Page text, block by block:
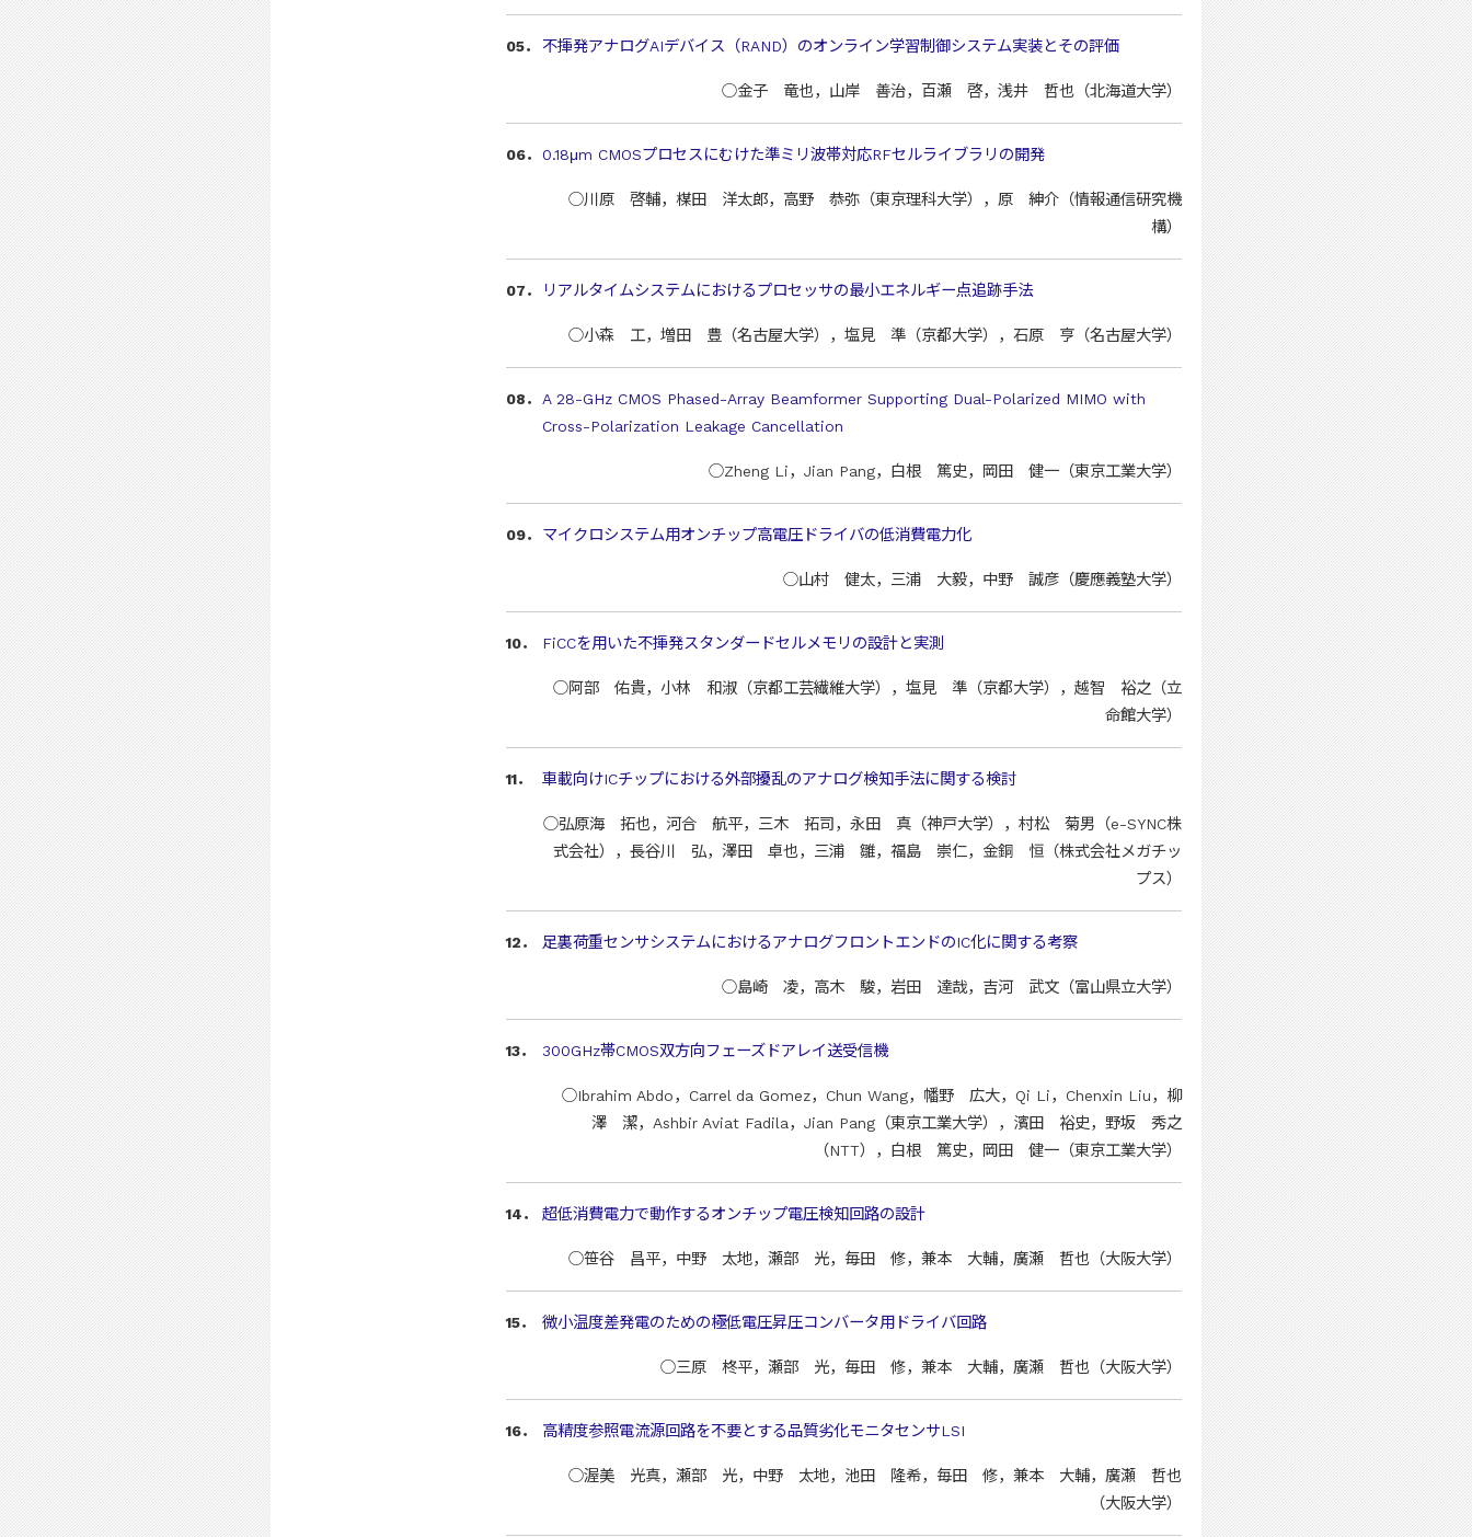
05． 不揮発アナログAIデバイス（RAND）のオンライン学習制御システム実装とその評価
○金子 竜也，山岸 善治，百瀬 啓，浅井 哲也（北海道大学）
06． 0.18μm CMOSプロセスにむけた準ミリ波帯対応RFセルライブラリの開発
○川原 啓輔，楳田 洋太郎，高野 恭弥（東京理科大学），原 紳介（情報通信研究機
構）
07． リアルタイムシステムにおけるプロセッサの最小エネルギー点追跡手法
○小森 工，増田 豊（名古屋大学），塩見 準（京都大学），石原 亨（名古屋大学）
08． A 28-GHz CMOS Phased-Array Beamformer Supporting Dual-Polarized MIMO with
Cross-Polarization Leakage Cancellation
○Zheng Li，Jian Pang，白根 篤史，岡田 健一（東京工業大学）
09． マイクロシステム用オンチップ高電圧ドライバの低消費電力化
○山村 健太，三浦 大毅，中野 誠彦（慶應義塾大学）
10． FiCCを用いた不揮発スタンダードセルメモリの設計と実測
○阿部 佑貴，小林 和淑（京都工芸繊維大学），塩見 準（京都大学），越智 裕之（立
命館大学）
11． 車載向けICチップにおける外部擾乱のアナログ検知手法に関する検討
○弘原海 拓也，河合 航平，三木 拓司，永田 真（神戸大学），村松 菊男（e-SYNC株
式会社），長谷川 弘，澤田 卓也，三浦 雛，福島 崇仁，金銅 恒（株式会社メガチッ
プス）
12． 足裏荷重センサシステムにおけるアナログフロントエンドのIC化に関する考察
○島崎 凌，高木 駿，岩田 達哉，吉河 武文（富山県立大学）
13． 300GHz帯CMOS双方向フェーズドアレイ送受信機
○Ibrahim Abdo，Carrel da Gomez，Chun Wang，幡野 広大，Qi Li，Chenxin Liu，柳
澤 潔，Ashbir Aviat Fadila，Jian Pang（東京⼯業⼤学），濱田 裕史，野坂 秀之
（NTT），白根 篤史，岡田 健一（東京⼯業⼤学）
14． 超低消費電力で動作するオンチップ電圧検知回路の設計
○笹谷 昌平，中野 太地，瀬部 光，毎田 修，兼本 大輔，廣瀬 哲也（大阪大学）
15． 微小温度差発電のための極低電圧昇圧コンバータ用ドライバ回路
○三原 柊平，瀬部 光，毎田 修，兼本 大輔，廣瀬 哲也（大阪大学）
16． 高精度参照電流源回路を不要とする品質劣化モニタセンサLSI
○渥美 光真，瀬部 光，中野 太地，池田 隆希，毎田 修，兼本 大輔，廣瀬 哲也
（大阪大学）